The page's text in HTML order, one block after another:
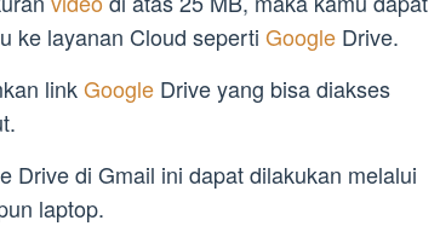
ke layanan Cloud seperti Google Drive.
linkGoogle Drive yang bisa diakses
Drive di Gmail ini dapat dilakukan melalui
laptop.